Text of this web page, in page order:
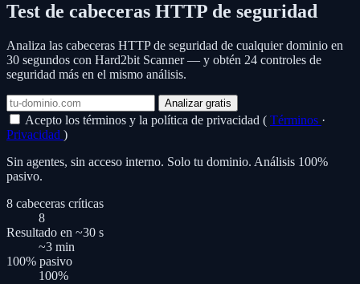
Test de cabeceras HTTP de seguridad
Analiza las cabeceras HTTP de seguridad de cualquier dominio en
30 segundos con Hard2bit Scanner — y obtén 24 controles de
seguridad más en el mismo análisis.
Analizar gratis
Acepto los términos y la política de privacidad ( Términos ·
Privacidad )
Sin agentes, sin acceso interno. Solo tu dominio. Análisis 100%
pasivo.
8 cabeceras críticas
8
Resultado en ~30 s
~3 min
100% pasivo
100%